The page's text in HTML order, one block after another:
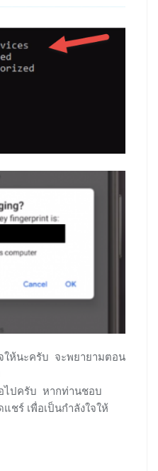
ห้นะครับ จะพยายามตอน
ไปครับ หากท่านชอบ
ชร์ เพื่อเป็นกำลังใจให้